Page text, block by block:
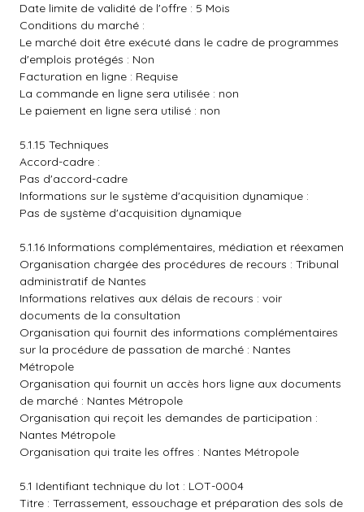
Date limite de validité de l'offre : 5 Mois
Conditions du marché :
Le marché doit être exécuté dans le cadre de programmes
d'emplois protégés : Non
Facturation en ligne : Requise
La commande en ligne sera utilisée : non
Le paiement en ligne sera utilisé : non
5.1.15 Techniques
Accord-cadre :
Pas d'accord-cadre
Informations sur le système d'acquisition dynamique :
Pas de système d'acquisition dynamique
5.1.16 Informations complémentaires, médiation et réexamen
Organisation chargée des procédures de recours : Tribunal
administratif de Nantes
Informations relatives aux délais de recours : voir
documents de la consultation
Organisation qui fournit des informations complémentaires
sur la procédure de passation de marché : Nantes
Métropole
Organisation qui fournit un accès hors ligne aux documents
de marché : Nantes Métropole
Organisation qui reçoit les demandes de participation :
Nantes Métropole
Organisation qui traite les offres : Nantes Métropole
5.1 Identifiant technique du lot : LOT-0004
Titre : Terrassement, essouchage et préparation des sols de